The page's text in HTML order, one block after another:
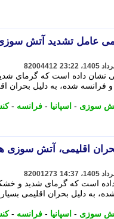
عامل تشدید آتش
82004412
نشان داده است که گرمای
شده، به دلیل بحران
سوزی - اسپانیا - فرانسه -
اقلیمی، آتش سوزی
82001273
داده است که گرمای شدید و
به دلیل بحران اقلیمی
سوزی - اسپانیا - فرانسه -